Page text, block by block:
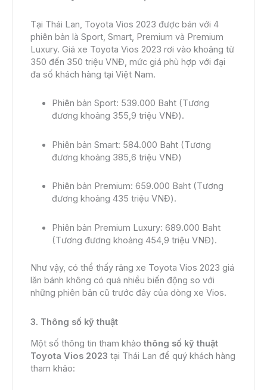
Tại Thái Lan, Toyota Vios 2023 được bán với 4
phiên bản là Sport, Smart, Premium và Premium
Luxury. Giá xe Toyota Vios 2023 rơi vào khoảng từ
350 đến 350 triệu VNĐ, mức giá phù hợp với đại
đa số khách hàng tại Việt Nam.
Phiên bản Sport: 539.000 Baht (Tương
đương khoảng 355,9 triệu VNĐ).
Phiên bản Smart: 584.000 Baht (Tương
đương khoảng 385,6 triệu VNĐ)
Phiên bản Premium: 659.000 Baht (Tương
đương khoảng 435 triệu VNĐ).
Phiên bản Premium Luxury: 689.000 Baht
(Tương đương khoảng 454,9 triệu VNĐ).
Như vậy, có thể thấy răng xe Toyota Vios 2023 giá
lăn bánh không có quá nhiều biến động so với
những phiên bản cũ trước đây của dòng xe Vios.
3. Thông số kỹ thuật
Một số thông tin tham khảo thông số kỹ thuật
Toyota Vios 2023 tại Thái Lan để quý khách hàng
tham khảo: